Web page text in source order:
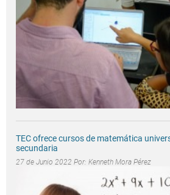
TEC ofrece cursos de matemática
secundaria
27 de Junio 2022 Por: Kenneth Mora Pérez